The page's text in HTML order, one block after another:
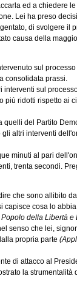
ed a chiedere
Lei ha preso
di svolgere il
causa della
sul
consolidata prassi.
interventi sul
più ridotti rispetto ai
del Partito
altri interventi
minuti al pari
trenta secondi.
che sono allibito
capisce cosa lo
della Libertà e
senso che lei,
propria parte
di attacco al
la strumentalità